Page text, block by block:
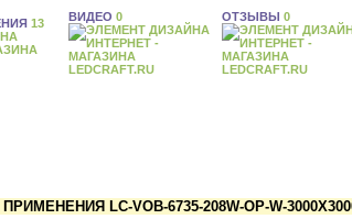
13 ВИДЕО 0 ОТЗЫВЫ 0
LC-VOB-6735-208W-OP-W-